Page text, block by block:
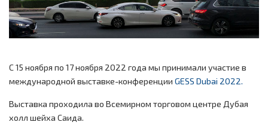
C 15 ноября по 17 ноября 2022 года мы принимали участие в
международной выставке-конференции GESS Dubai 2022.
Выставка проходила во Всемирном торговом центре Дубая
холл шейха Саида.